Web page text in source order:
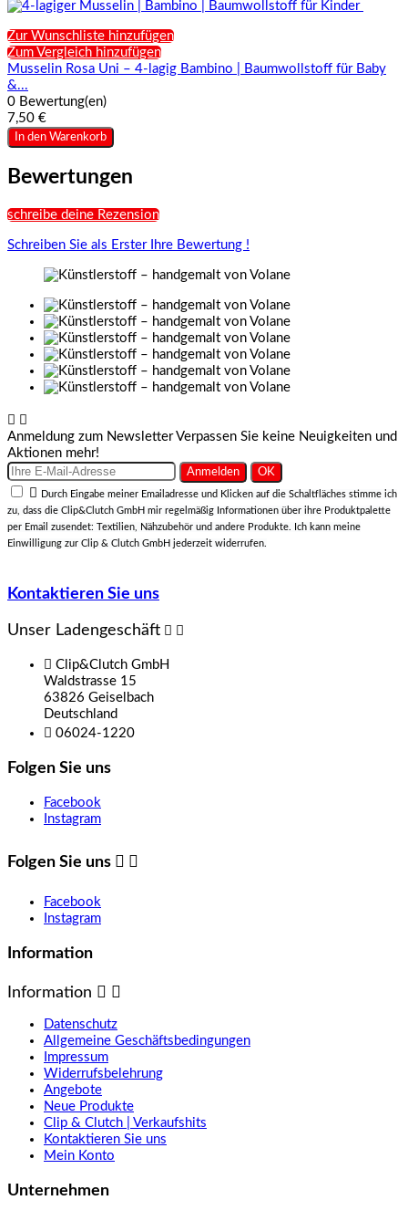
Zur Wunschliste hinzufügen
Zum Vergleich hinzufügen
Musselin Rosa Uni – 4-lagig Bambino | Baumwollstoff für Baby
&...
0 Bewertung(en)
7,50 €
In den Warenkorb
Bewertungen
schreibe deine Rezension
Schreiben Sie als Erster Ihre Bewertung !
 
Anmeldung zum Newsletter Verpassen Sie keine Neuigkeiten und
Aktionen mehr!

Durch Eingabe meiner Emailadresse und Klicken auf die Schaltfläches stimme ich
zu, dass die Clip&Clutch GmbH mir regelmäßig Informationen über ihre Produktpalette
per Email zusendet: Textilien, Nähzubehör und andere Produkte. Ich kann meine
Einwilligung zur Clip & Clutch GmbH jederzeit widerrufen.
Kontaktieren Sie uns
Unser Ladengeschäft  
 Clip&Clutch GmbH
Waldstrasse 15
63826 Geiselbach
Deutschland
 06024-1220
Folgen Sie uns
Facebook
Instagram
Folgen Sie uns
Facebook
Instagram
Information
Information
Datenschutz
Allgemeine Geschäftsbedingungen
Impressum
Widerrufsbelehrung
Angebote
Neue Produkte
Clip & Clutch | Verkaufshits
Kontaktieren Sie uns
Mein Konto
Unternehmen